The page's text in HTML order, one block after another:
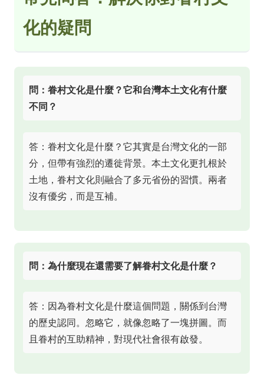
化的疑問
問：眷村文化是什麼？它和台灣本土文化有什麼
不同？
答：眷村文化是什麼？它其實是台灣文化的一部
分，但帶有強烈的遷徙背景。本土文化更扎根於
土地，眷村文化則融合了多元省份的習慣。兩者
沒有優劣，而是互補。
問：為什麼現在還需要了解眷村文化是什麼？
答：因為眷村文化是什麼這個問題，關係到台灣
的歷史認同。忽略它，就像忽略了一塊拼圖。而
且眷村的互助精神，對現代社會很有啟發。